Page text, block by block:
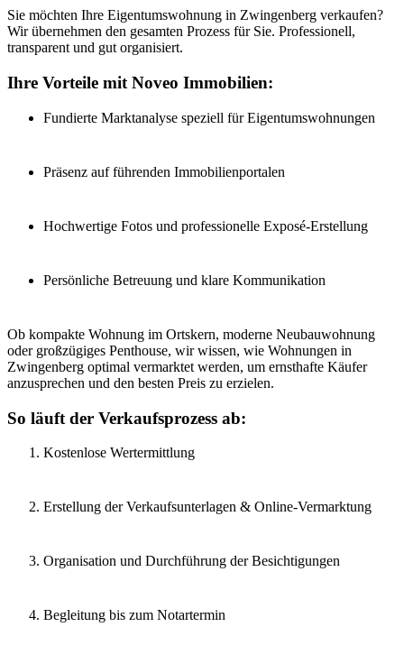
Sie möchten Ihre Eigentumswohnung in Zwingenberg verkaufen?
Wir übernehmen den gesamten Prozess für Sie. Professionell,
transparent und gut organisiert.
Ihre Vorteile mit Noveo Immobilien:
Fundierte Marktanalyse speziell für Eigentumswohnungen
Präsenz auf führenden Immobilienportalen
Hochwertige Fotos und professionelle Exposé-Erstellung
Persönliche Betreuung und klare Kommunikation
Ob kompakte Wohnung im Ortskern, moderne Neubauwohnung
oder großzügiges Penthouse, wir wissen, wie Wohnungen in
Zwingenberg optimal vermarktet werden, um ernsthafte Käufer
anzusprechen und den besten Preis zu erzielen.
So läuft der Verkaufsprozess ab:
Kostenlose Wertermittlung
Erstellung der Verkaufsunterlagen & Online-Vermarktung
Organisation und Durchführung der Besichtigungen
Begleitung bis zum Notartermin